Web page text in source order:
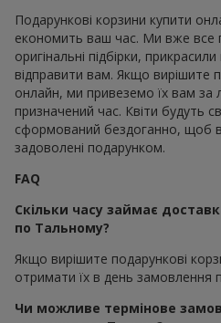
Подарункові корзини купити
економить ваш час. Ми вже все
оригінальні підбірки,
відправити вам. Якщо вирішите
онлайн, ми привеземо їх вам за
призначений час. Квіти будуть
сформований бездоганно, щоб
задоволені подарунком.
FAQ
Скільки часу займає
по Тальному?
Якщо вирішите подарункові
отримати їх в день замовлення
Чи можливе термінове